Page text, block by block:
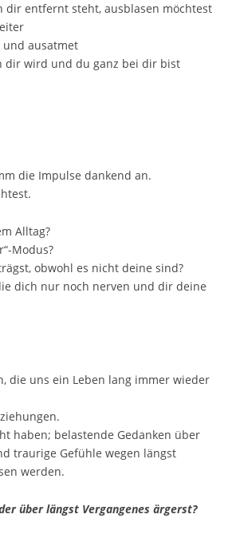
dir entfernt steht, ausblasen möchtest
ausatmet
dir wird und du ganz bei dir bist
die Impulse dankend an.
Alltag?
Modus?
obwohl es nicht deine sind?
dich nur noch nerven und dir deine
die uns ein Leben lang immer wieder
haben; belastende Gedanken über
traurige Gefühle wegen längst
werden.
über längst Vergangenes ärgerst?